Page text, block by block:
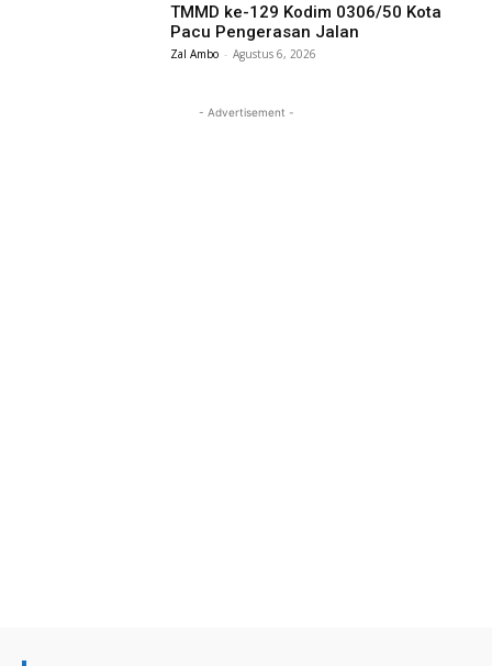
TMMD ke-129 Kodim 0306/50 Kota
Pacu Pengerasan Jalan
Zal Ambo - Agustus 6, 2026
- Advertisement -